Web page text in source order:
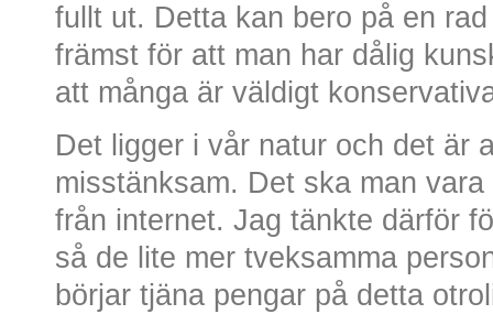
fullt ut. Detta kan bero på en
främst för att man har dålig
att många är väldigt
Det ligger i vår natur och det är
misstänksam. Det ska man
från internet. Jag tänkte därför
så de lite mer tveksamma
börjar tjäna pengar på detta